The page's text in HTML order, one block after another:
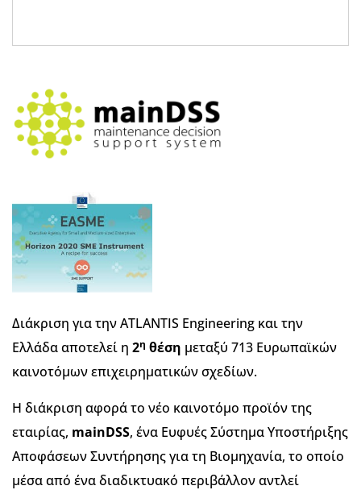
Διάκριση για την ATLANTIS Engineering και την
Ελλάδα αποτελεί η 2η θέση μεταξύ 713 Ευρωπαϊκών
καινοτόμων επιχειρηματικών σχεδίων.
Η διάκριση αφορά το νέο καινοτόμο προϊόν της
εταιρίας, mainDSS, ένα Ευφυές Σύστημα Υποστήριξης
Αποφάσεων Συντήρησης για τη Βιομηχανία, το οποίο
μέσα από ένα διαδικτυακό περιβάλλον αντλεί